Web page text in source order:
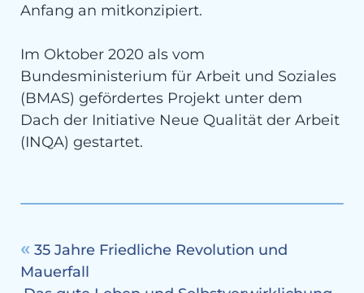
Anfang an mitkonzipiert.
Im Oktober 2020 als vom
Bundesministerium für Arbeit und Soziales
(BMAS) gefördertes Projekt unter dem
Dach der Initiative Neue Qualität der Arbeit
(INQA) gestartet.
35 Jahre Friedliche Revolution und
Mauerfall